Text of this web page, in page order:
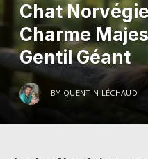
Chat
Charme
Gentil Géant
BY QUENTIN LÉCHAUD